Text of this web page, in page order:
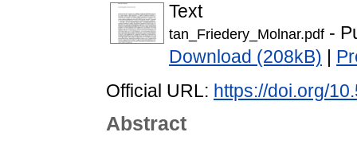
Text
tan_Friedery_Molnar.pdf -
Download (208kB)
Official URL: https://doi.org/
Abstract